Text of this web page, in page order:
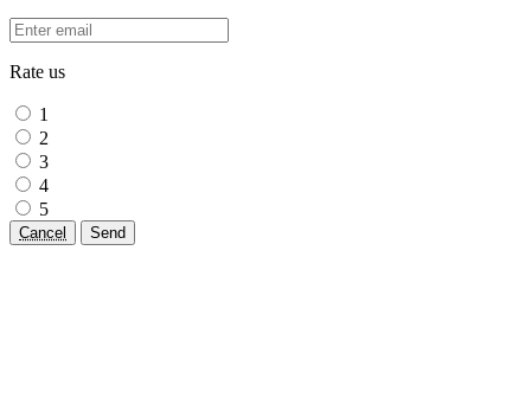
Rate us
1
2
3
4
5
Cancel Send